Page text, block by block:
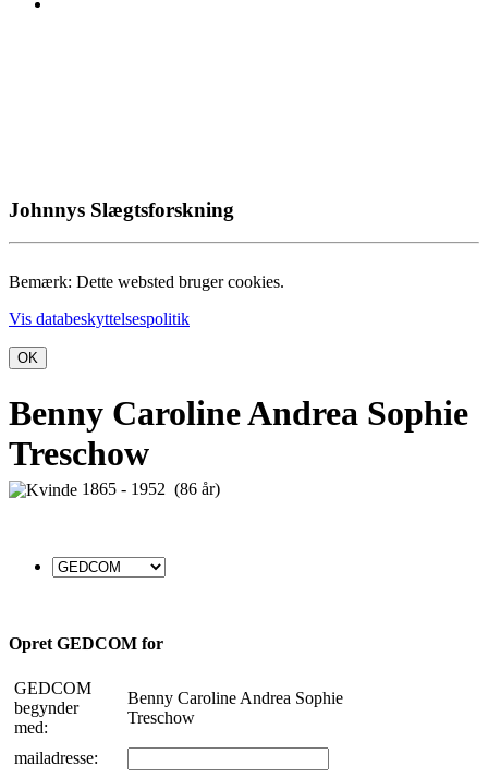
Johnnys Slægtsforskning
Bemærk: Dette websted bruger cookies.
Vis databeskyttelsespolitik
OK
Benny Caroline Andrea Sophie
Treschow
1865 - 1952 (86 år)
Opret GEDCOM for
GEDCOM
begynder
med:
Benny Caroline Andrea Sophie
Treschow
mailadresse: